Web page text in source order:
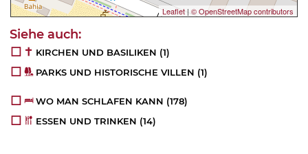
Leaflet | © OpenStreetMap contributors
KIRCHEN UND BASILIKEN (1)
PARKS UND HISTORISCHE VILLEN (1)
WO MAN SCHLAFEN KANN (178)
ESSEN UND TRINKEN (14)